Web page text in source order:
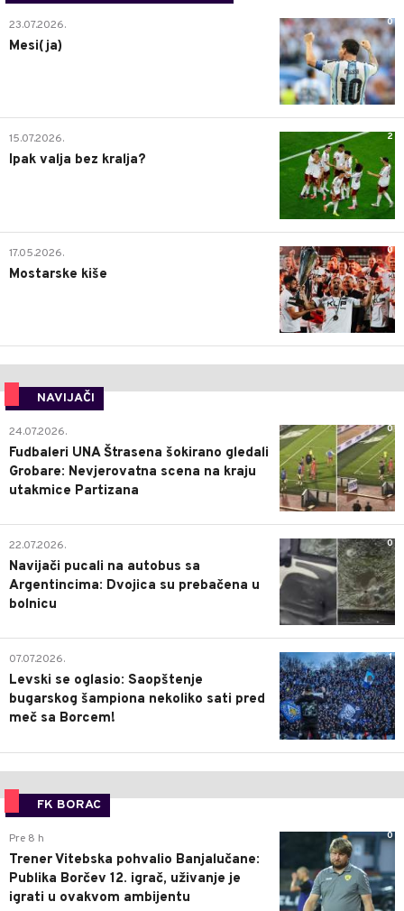
0
23.07.2026.
Mesi(ja)
2
15.07.2026.
Ipak valja bez kralja?
0
17.05.2026.
Mostarske kiše
NAVIJAČI
0
24.07.2026.
Fudbaleri UNA Štrasena šokirano gledali
Grobare: Nevjerovatna scena na kraju
utakmice Partizana
0
22.07.2026.
Navijači pucali na autobus sa
Argentincima: Dvojica su prebačena u
bolnicu
1
07.07.2026.
Levski se oglasio: Saopštenje
bugarskog šampiona nekoliko sati pred
meč sa Borcem!
FK BORAC
0
Pre 8 h
Trener Vitebska pohvalio Banjalučane:
Publika Borčev 12. igrač, uživanje je
igrati u ovakvom ambijentu